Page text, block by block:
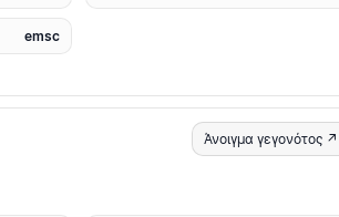
emsc
Άνοιγμα γεγονότος ↗